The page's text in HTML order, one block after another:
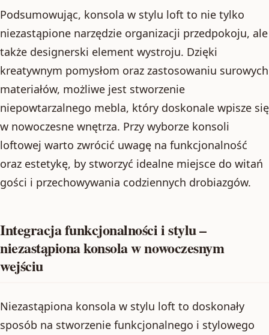
Podsumowując, konsola w stylu loft to nie tylko
niezastąpione narzędzie organizacji przedpokoju, ale
także designerski element wystroju. Dzięki
kreatywnym pomysłom oraz zastosowaniu surowych
materiałów, możliwe jest stworzenie
niepowtarzalnego mebla, który doskonale wpisze się
w nowoczesne wnętrza. Przy wyborze konsoli
loftowej warto zwrócić uwagę na funkcjonalność
oraz estetykę, by stworzyć idealne miejsce do witań
gości i przechowywania codziennych drobiazgów.
Integracja funkcjonalności i stylu –
niezastąpiona konsola w nowoczesnym
wejściu
Niezastąpiona konsola w stylu loft to doskonały
sposób na stworzenie funkcjonalnego i stylowego